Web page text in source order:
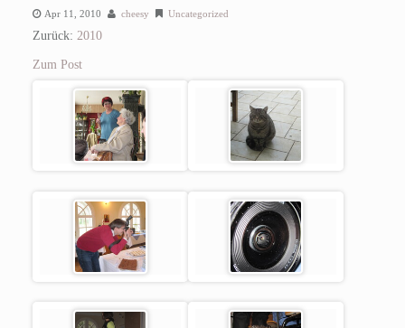
Apr 11, 2010 cheesy Uncategorized
Zurück: 2010
Zum Post